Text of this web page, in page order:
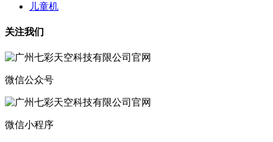
儿童机
关注我们
微信公众号
微信小程序